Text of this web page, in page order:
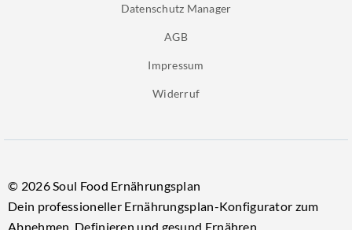
Datenschutz Manager
AGB
Impressum
Widerruf
© 2026 Soul Food Ernährungsplan
Dein professioneller Ernährungsplan-Konfigurator zum
Abnehmen, Definieren und gesund Ernähren.